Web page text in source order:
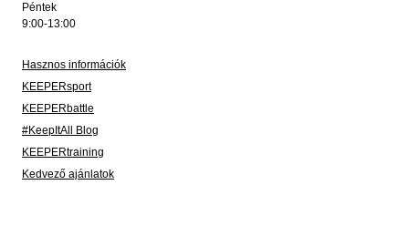
Péntek
9:00-13:00
Hasznos információk
KEEPERsport
KEEPERbattle
#KeepItAll Blog
KEEPERtraining
Kedvező ajánlatok